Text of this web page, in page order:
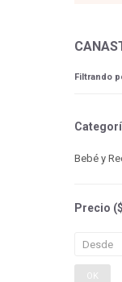
Filtrando
Bebé y
Precio
OK